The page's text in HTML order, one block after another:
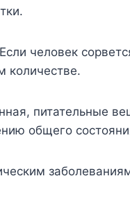
человек
количестве.
питательные
общего